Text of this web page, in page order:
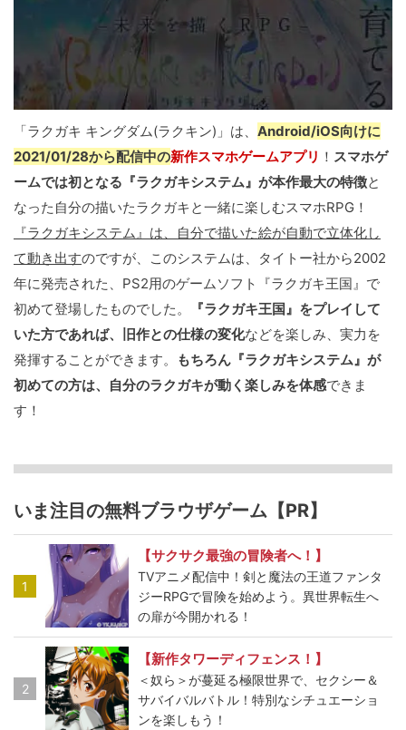
「ラクガキ キングダム(ラクキン)」は、 Android/iOS向けに
2021/01/28から配信中の新作スマホゲームアプリ ！ スマホゲ
ームでは初となる『ラクガキシステム』が本作最大の特徴と
なった自分の描いたラクガキと一緒に楽しむスマホRPG！
『ラクガキシステム』は、自分で描いた絵が自動で立体化し
て動き出すのですが、このシステムは、タイトー社から2002
年に発売された、PS2用のゲームソフト『ラクガキ王国』で
初めて登場したものでした。
『ラクガキ王国』をプレイして
いた方であれば、旧作との仕様の変化などを楽しみ、実力を
発揮することができます。
もちろん『ラクガキシステム』が
初めての方は、自分のラクガキが動く楽しみを体感できま
す！
いま注目の無料ブラウザゲーム【PR】
1
【サクサク最強の冒険者へ！】
TVアニメ配信中！剣と魔法の王道ファンタ
ジーRPGで冒険を始めよう。異世界転生へ
の扉が今開かれる！
2
【新作タワーディフェンス！】
＜奴ら＞が蔓延る極限世界で、セクシー＆
サバイバルバトル！特別なシチュエーショ
ンを楽しもう！